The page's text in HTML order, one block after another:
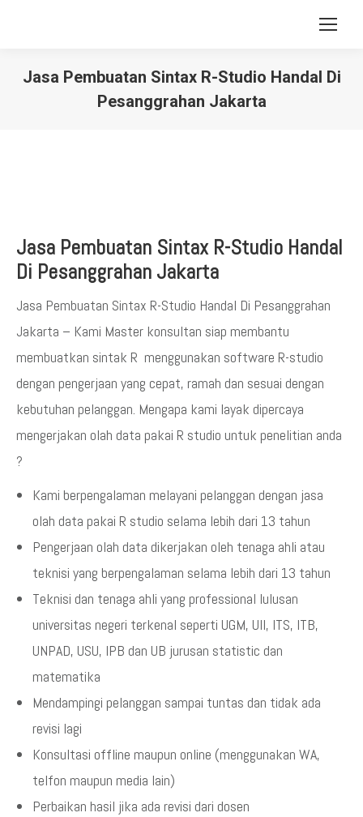
Jasa Pembuatan Sintax R-Studio Handal Di
Pesanggrahan Jakarta
Jasa Pembuatan Sintax R-Studio Handal
Di Pesanggrahan Jakarta
Jasa Pembuatan Sintax R-Studio Handal Di Pesanggrahan
Jakarta – Kami Master konsultan siap membantu
membuatkan sintak R menggunakan software R-studio
dengan pengerjaan yang cepat, ramah dan sesuai dengan
kebutuhan pelanggan. Mengapa kami layak dipercaya
mengerjakan olah data pakai R studio untuk penelitian anda
?
Kami berpengalaman melayani pelanggan dengan jasa
olah data pakai R studio selama lebih dari 13 tahun
Pengerjaan olah data dikerjakan oleh tenaga ahli atau
teknisi yang berpengalaman selama lebih dari 13 tahun
Teknisi dan tenaga ahli yang professional lulusan
universitas negeri terkenal seperti UGM, UII, ITS, ITB,
UNPAD, USU, IPB dan UB jurusan statistic dan
matematika
Mendampingi pelanggan sampai tuntas dan tidak ada
revisi lagi
Konsultasi offline maupun online (menggunakan WA,
telfon maupun media lain)
Perbaikan hasil jika ada revisi dari dosen